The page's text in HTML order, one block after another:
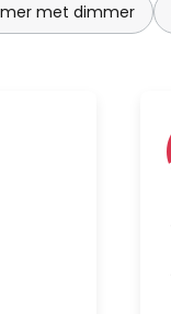
met dimmer